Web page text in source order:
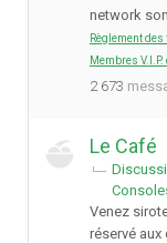
network
Règlement
Membres V.I.P.
2 673
Le Café
Venez
réservé